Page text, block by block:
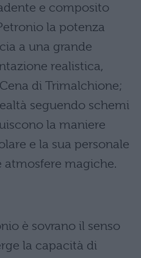
e composito
la potenza
a una grande
realistica,
di Trimalchione;
seguendo schemi
la maniere
e la sua personale
atmosfere magiche.
è sovrano il senso
la capacità di